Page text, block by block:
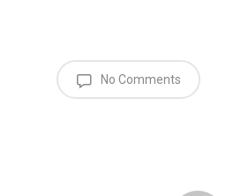
No Comments